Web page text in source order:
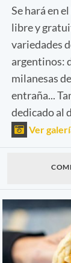
Se hará en
libre y
variedades
argentinos:
milanesas
entraña...
dedicado al
Ver